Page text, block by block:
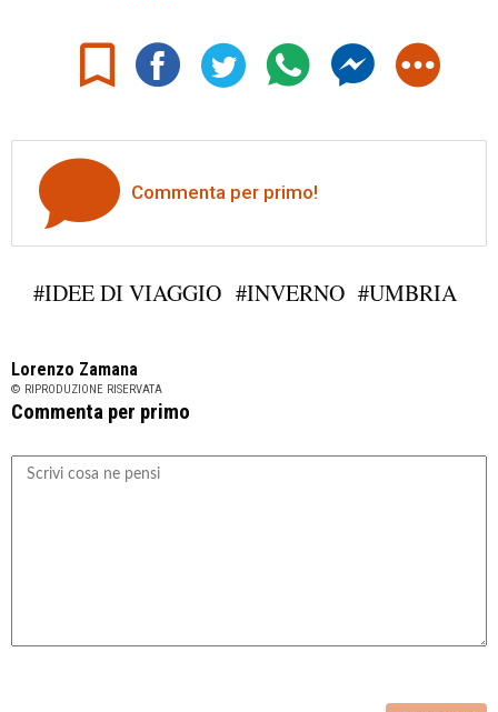
Commenta per primo!
#IDEE DI VIAGGIO #INVERNO #UMBRIA
Lorenzo Zamana
© RIPRODUZIONE RISERVATA
Commenta per primo